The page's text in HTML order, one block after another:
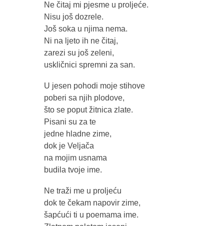
Ne čitaj mi pjesme u proljeće.
Nisu još dozrele.
Još soka u njima nema.
Ni na ljeto ih ne čitaj,
zarezi su još zeleni,
uskličnici spremni za san.
U jesen pohodi moje stihove
poberi sa njih plodove,
što se poput žitnica zlate.
Pisani su za te
jedne hladne zime,
dok je Veljača
na mojim usnama
budila tvoje ime.
Ne traži me u proljeću
dok te čekam napovir zime,
šapćući ti u poemama ime.